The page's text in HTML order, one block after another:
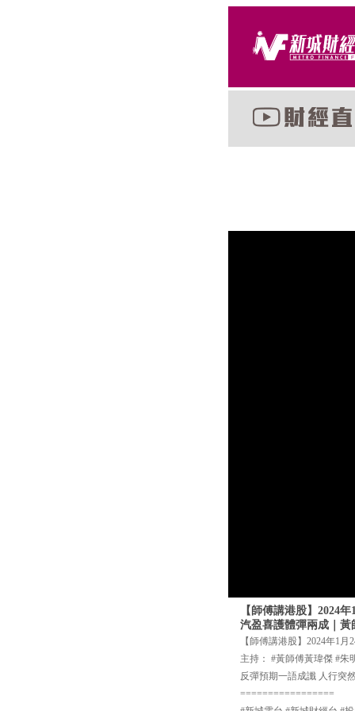
【師傅講港股】2024
汽盈喜護體彈兩成｜
【師傅講港股】2024年1月
主持： #黃師傅黃瑋傑 #朱
反彈預期一語成讖 人行突
=================